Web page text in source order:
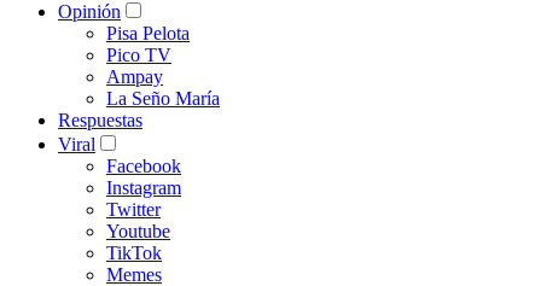
Opinión
Pisa Pelota
Pico TV
Ampay
La Seño María
Respuestas
Viral
Facebook
Instagram
Twitter
Youtube
TikTok
Memes